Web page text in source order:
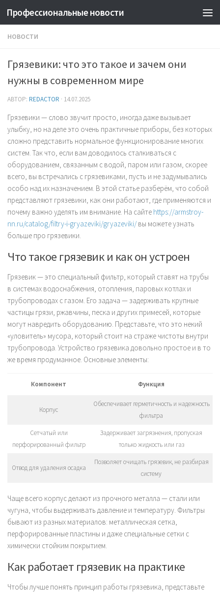
Профессиональные новости
НОВОСТИ
Грязевики: что это такое и зачем они
нужны в современном мире
АВТОР: REDACTOR · 14.07.2025
Грязевики — слово звучит просто, иногда даже вызывает
улыбку, но на деле это очень практичные приборы, без которых
сложно представить нормальное функционирование многих
систем. Так что, если вам доводилось сталкиваться с
оборудованием, связанным с водой, паром или газом, скорее
всего, вы встречались с грязевиками, пусть и не задумывались
особо над их назначением. В этой статье разберём, что собой
представляют грязевики, как они работают, где применяются и
почему важно уделять им внимание. На сайте https://armstroy-
nn.ru/catalog/filtry-i-gryazeviki/gryazeviki/ вы можете узнать
больше про грязевики.
Что такое грязевик и как он устроен
Грязевик — это специальный фильтр, который ставят на трубы
в системах водоснабжения, отопления, паровых котлах и
трубопроводах с газом. Его задача — задерживать крупные
частицы грязи, ржавчины, песка и других примесей, которые
могут навредить оборудованию. Представьте, что это некий
«уловитель» мусора, который стоит на страже чистоты внутри
трубопровода. Устройство грязевика довольно простое и в то
же время продуманное. Основные элементы:
Компонент Функция
Корпус
Обеспечивает герметичность и надежность
фильтра
Сетчатый или
перфорированный фильтр
Задерживает загрязнения, пропуская
только жидкость или газ
Отвод для удаления осадка
Позволяет очищать грязевик, не разбирая
систему
Чаще всего корпус делают из прочного металла — стали или
чугуна, чтобы выдерживать давление и температуру. Фильтры
бывают из разных материалов: металлическая сетка,
перфорированные пластины и даже специальные сетки с
химически стойким покрытием.
Как работает грязевик на практике
Чтобы лучше понять принцип работы грязевика, представьте